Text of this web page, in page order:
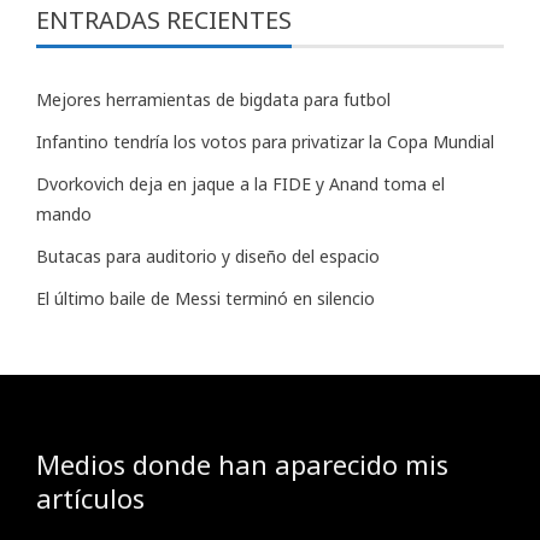
ENTRADAS RECIENTES
Mejores herramientas de bigdata para futbol
Infantino tendría los votos para privatizar la Copa Mundial
Dvorkovich deja en jaque a la FIDE y Anand toma el
mando
Butacas para auditorio y diseño del espacio
El último baile de Messi terminó en silencio
Medios donde han aparecido mis
artículos